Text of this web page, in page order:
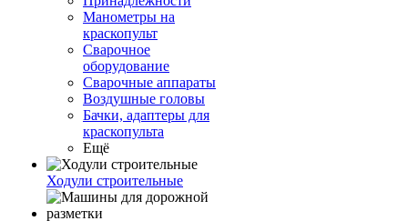
Манометры на
краскопульт
Сварочное
оборудование
Сварочные аппараты
Воздушные головы
Бачки, адаптеры для
краскопульта
Ещё
Ходули строительные